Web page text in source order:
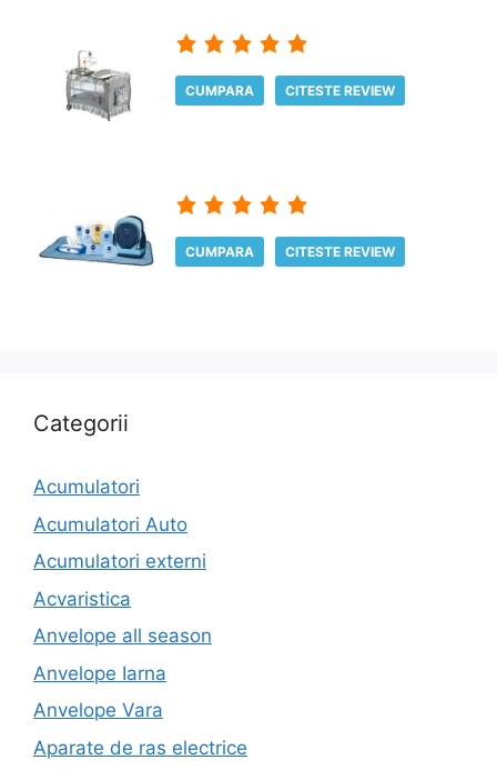
CUMPARA CITESTE REVIEW
CUMPARA CITESTE REVIEW
Categorii
Acumulatori
Acumulatori Auto
Acumulatori externi
Acvaristica
Anvelope all season
Anvelope Iarna
Anvelope Vara
Aparate de ras electrice